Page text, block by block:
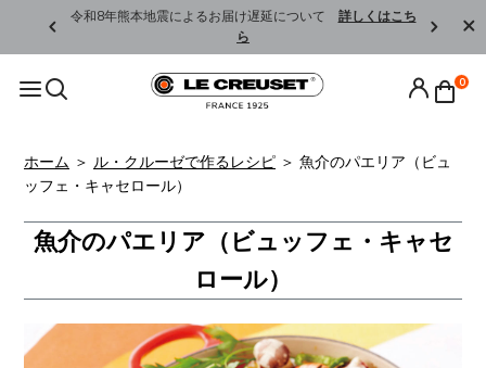
令和8年熊本地震によるお届け遅延について 詳しくはこち
ら
0
ホーム ＞ ル・クルーゼで作るレシピ ＞ 魚介のパエリア（ビュ
ッフェ・キャセロール）
魚介のパエリア（ビュッフェ・キャセ
ロール）